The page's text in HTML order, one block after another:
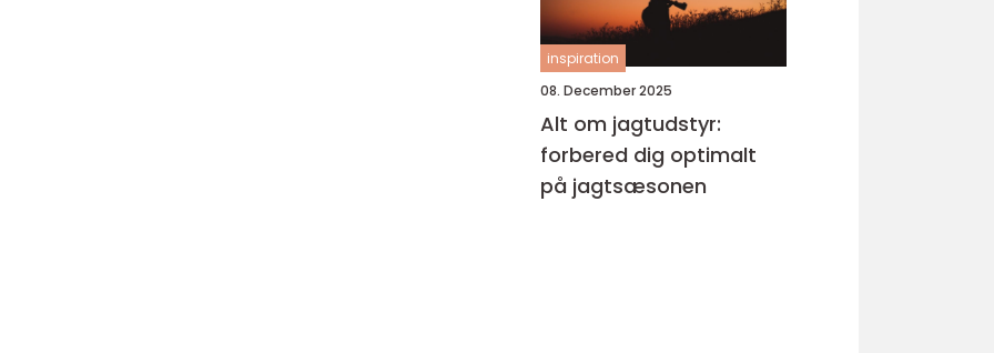
inspiration
08. December 2025
Alt om jagtudstyr:
forbered dig optimalt
på jagtsæsonen